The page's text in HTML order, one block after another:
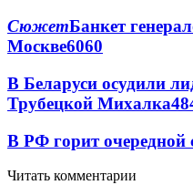
СюжетБанкет
Москве6060
В Беларуси осудили
Трубецкой Михалка
В РФ горит очередной
Читать комментарии